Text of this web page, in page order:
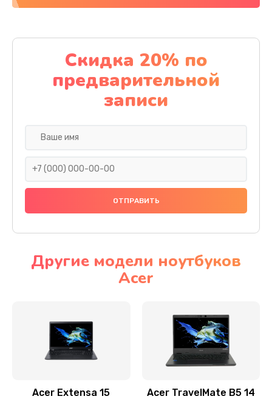
Заказать
Чистка от пыли
1060 руб.
Заказать
Ремонт подсветки
Настройка BIOS
Замена видеочипа
Заказать
Скидка 20% по
предварительной
записи
Другие модели ноутбуков
Acer
Acer Extensa 15 Acer TravelMate B5 14